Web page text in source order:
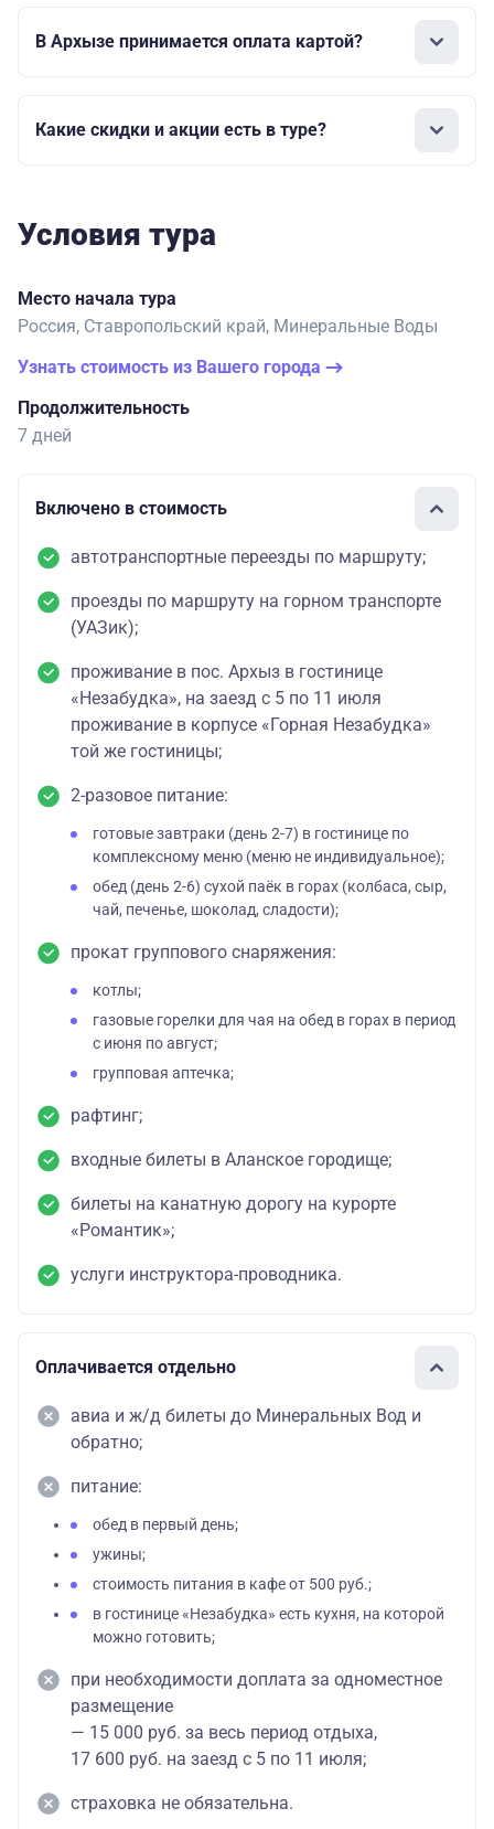
В Архызе принимается оплата картой?
Какие скидки и акции есть в туре?
Условия тура
Место начала тура
Россия, Ставропольский край, Минеральные Воды
Узнать стоимость из Вашего города
Продолжительность
7 дней
Включено в стоимость
автотранспортные переезды по маршруту;
проезды по маршруту на горном транспорте
(УАЗик);
проживание в пос. Архыз в гостинице
«Незабудка», на заезд с 5 по 11 июля
проживание в корпусе «Горная Незабудка»
той же гостиницы;
2-разовое питание:
готовые завтраки (день 2-7) в гостинице по
комплексному меню (меню не индивидуальное);
обед (день 2-6) сухой паёк в горах (колбаса, сыр,
чай, печенье, шоколад, сладости);
прокат группового снаряжения:
котлы;
газовые горелки для чая на обед в горах в период
с июня по август;
групповая аптечка;
рафтинг;
входные билеты в Аланское городище;
билеты на канатную дорогу на курорте
«Романтик»;
услуги инструктора-проводника.
Оплачивается отдельно
авиа и ж/д билеты до Минеральных Вод и
обратно;
питание:
обед в первый день;
ужины;
стоимость питания в кафе от 500 руб.;
в гостинице «Незабудка» есть кухня, на которой
можно готовить;
при необходимости доплата за одноместное
размещение
— 15 000 руб. за весь период отдыха,
17 600 руб. на заезд с 5 по 11 июля;
страховка не обязательна.